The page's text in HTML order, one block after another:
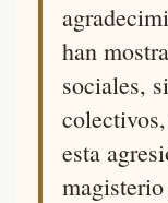
han
sociales,
esta